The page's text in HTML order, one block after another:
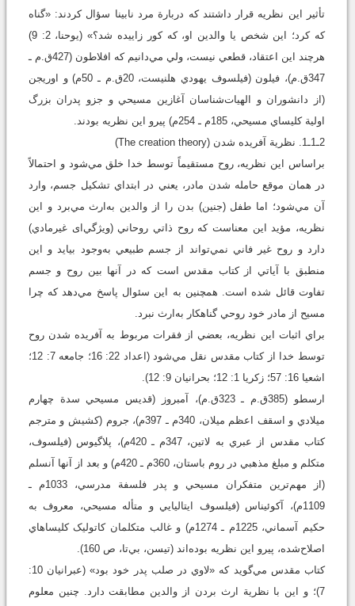
تأثير اين نظريه قرار داشتند که دربارة مرد نابينا سؤال کردند: «گناه
که کرد؛ اين شخص يا والدين او، که کور زاييده شد؟» (يوحنا، 2: 9)
هرچند اين اعتقاد، قطعي نيست، ولي مي‌دانيم که افلاطون (427ق.م ـ
347ق.م)، فيلون (فيلسوف يهودي هلنيست، 20ق.م ـ 50م) و اوريجن
(از دانشوران و الهيات‌شناسان آغازين مسيحي و جزو پدران بزرگ
اولية کليساي مسيحي، 185م ـ 254م) پيرو اين نظريه بودند.
2ـ1ـ1. نظرية آفريده شدن (The creation theory)
براساس اين نظريه، روح مستقيماً توسط خدا خلق مي‌شود و احتمالاً
در همان موقع حامله شدن مادر، يعني در ابتداي تشکيل جسم، وارد
آن مي‌شود؛ اما طفل (جنين) بدن را از والدين به‌ارث مي‌برد و اين
نظريه، مؤيد اين معناست که روح ذاتي روحاني (ويژگي‌ای غيرمادي)
دارد و روح غير فاني نمي‌تواند از جسم طبيعي به‌وجود بيايد و اين
منطبق با آياتي از کتاب مقدس است که در آنها بين روح و جسم
تفاوت قائل شده است. همچنين به اين سئوال پاسخ مي‌دهد که چرا
مسيح از مادر خود روحي گناهکار به‌ارث نبرد.
براي اثبات اين نظريه، بعضي از فقرات مربوط به آفريده شدن روح
توسط خدا از کتاب مقدس نقل مي‌شود (اعداد 22: 16؛ جامعه 7: 12؛
اشعيا 16: 57؛ زکريا 1: 12؛ بحرانيان 9: 12).
ارسطو (385ق.م ـ 323ق.م)، آمبروز (قديس مسيحي سدة چهارم
ميلادي و اسقف اعظم ميلان، 340م ـ 397م)، جروم (کشيش و مترجم
کتاب مقدس از عبري به لاتين، 347م ـ 420م)، پلاگيوس (فيلسوف،
متکلم و مبلغ مذهبي در روم باستان، 360م ـ 420م) و بعد از آنها آنسلم
(از مهم‌ترين متفکران مسيحي و پدر فلسفة مدرسي، 1033م ـ
1109م)، آکوئيناس (فيلسوف ايتاليايي و متأله مسيحي، معروف به
حکيم آسماني، 1225م ـ 1274م) و غالب متکلمان کاتوليک کليساهاي
اصلاح‌شده، پيرو اين نظريه بوده‌اند (تيسن، بي‌تا، ص 160).
کتاب مقدس مي‌گويد که «لاوي در صلب پدر خود بود» (عبرانيان 10:
7)؛ و اين با نظرية ارث بردن از والدين مطابقت دارد. چنين معلوم